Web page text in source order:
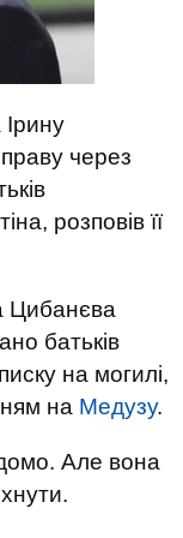
через
розповів її
Цибанєва
батьків
на могилі,
на Медузу.
Але вона